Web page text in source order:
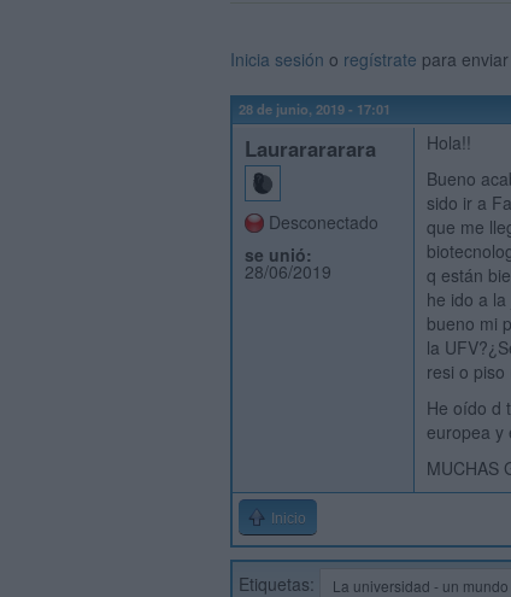
Inicia sesión o regístrate para
28 de junio, 2019 - 17:01
Laurarararara
Desconectado
se unió:
28/06/2019
Hola!!
Bueno
sido ir a
que me
q están
he ido a
bueno mi
la
resi o
He oído d
europea y
MUCHAS
Inicio
Etiquetas: La universidad - un mundo